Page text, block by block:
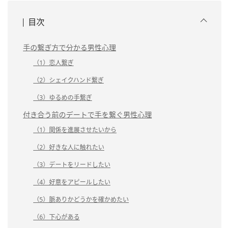
目次
手の繋ぎ方で分かる男性心理
（1）恋人繋ぎ
（2）シェイクハンド繋ぎ
（3）ゆるめの手繋ぎ
付き合う前のデートで手を繋ぐ男性心理
（1）関係を進展させたいから
（2）好きな人に触れたい
（3）デートをリードしたい
（4）好意をアピールしたい
（5）脈ありかどうかを確かめたい
（6）下心がある